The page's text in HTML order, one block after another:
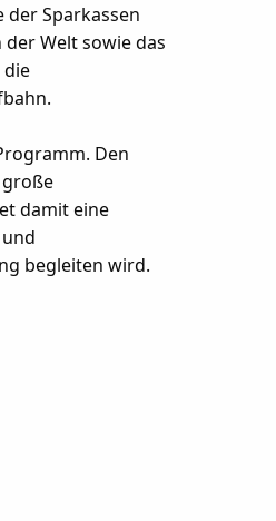
Sparkassen
Welt sowie das
die
Den
damit eine
begleiten wird.